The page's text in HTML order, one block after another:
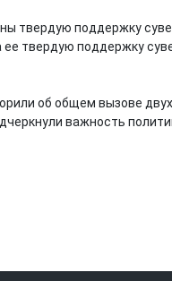
твердую поддержку
твердую поддержку
об общем вызове
важность